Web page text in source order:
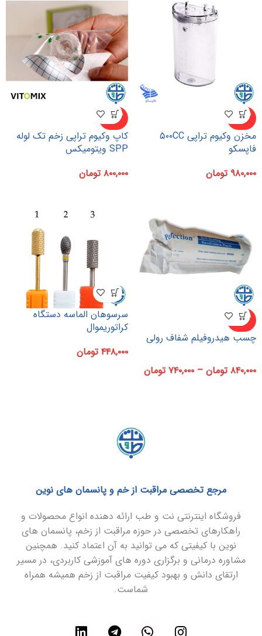
ناموجو
د
مخزن وکیوم تراپی ۵۰۰CC
فاپسکو
۹۸۰,۰۰۰ تومان
ناموجو
د
کاپ وکیوم تراپی زخم تک لوله
SPP ویتومیکس
۸۰۰,۰۰۰ تومان
ناموجو
د
چسب هیدروفیلم شفاف رولی
۸۴۰,۰۰۰ تومان – ۷۴۰,۰۰۰ تومان
سرسوهان الماسه دستگاه
کراتوریموال
۴۴۸,۰۰۰ تومان
مرجع تخصصی مراقبت از خم و پانسمان های نوین
فروشگاه اینترنتی نت و طب ارائه دهنده انواع محصولات و
راهکارهای تخصصی در حوزه مراقبت از زخم، پانسمان های
نوین با کیفیتی که می توانید به آن اعتماد کنید. همچنین
مشاوره درمانی و برگزاری دوره های آموزشی کاربردی، در مسیر
ارتقای دانش و بهبود کیفیت مراقبت از زخم همیشه همراه
شماست.